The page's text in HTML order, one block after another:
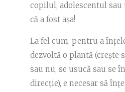
copilul, adolescentul sau
că a fost așa!
La fel cum, pentru a
dezvoltă o plantă (crește
sau nu, se usucă sau se
direcție), e necesar să